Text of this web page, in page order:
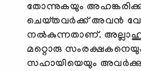
തോന്നുകയും
ചെയ്തവര്‍ക്ക് അവന്‍
നല്‍കുന്നതാണ്.
മറ്റൊരു
സഹായിയെയും അവര്‍ക്കു